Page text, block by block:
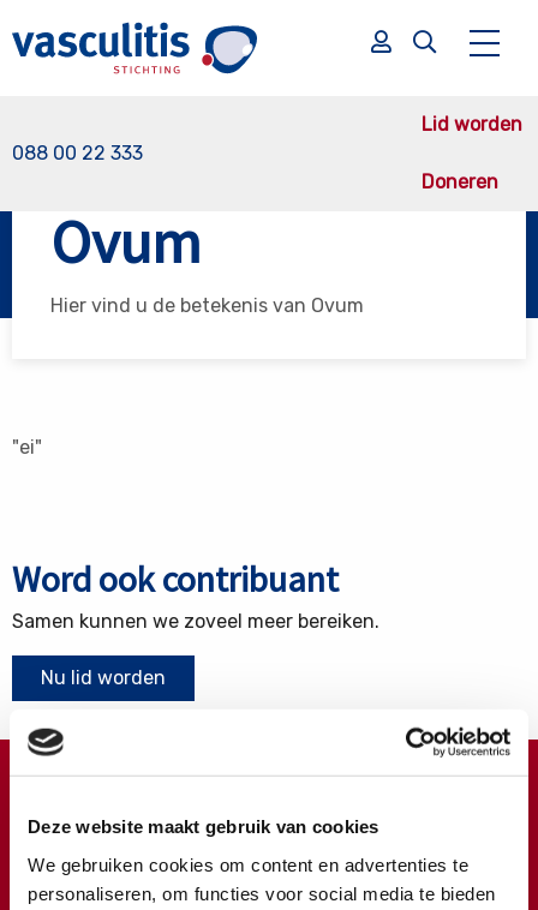
Deze website maakt gebruik van cookies
We gebruiken cookies om content en advertenties te
personaliseren, om functies voor social media te bieden
088 00 22 333
Lid worden
Doneren
Zoek
Zoek
Ovum
Hier vind u de betekenis van Ovum
"ei"
Word ook contribuant
Samen kunnen we zoveel meer bereiken.
Nu lid worden
Meer weten over wat we met uw extra gift doen?
Klik hier